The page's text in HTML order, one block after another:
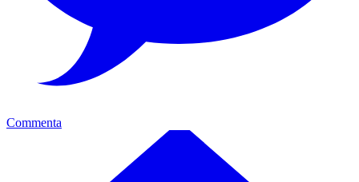
Commenta